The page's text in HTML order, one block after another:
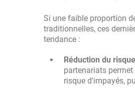
Si une faible proportion
traditionnelles, ces
tendance :
Réduction du
partenariats
risque d'impayés,